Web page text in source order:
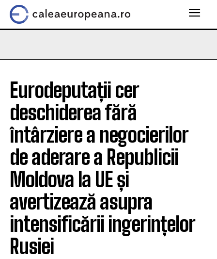
Eurodeputații cer
deschiderea fără
întârziere a negocierilor
de aderare a Republicii
Moldova la UE și
avertizează asupra
intensificării ingerințelor
Rusiei